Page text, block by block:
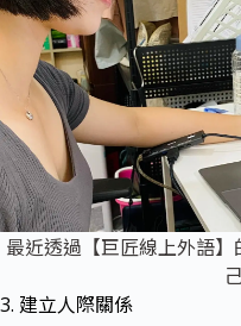
最近透過【巨匠線上外語
3. 建立人際關係